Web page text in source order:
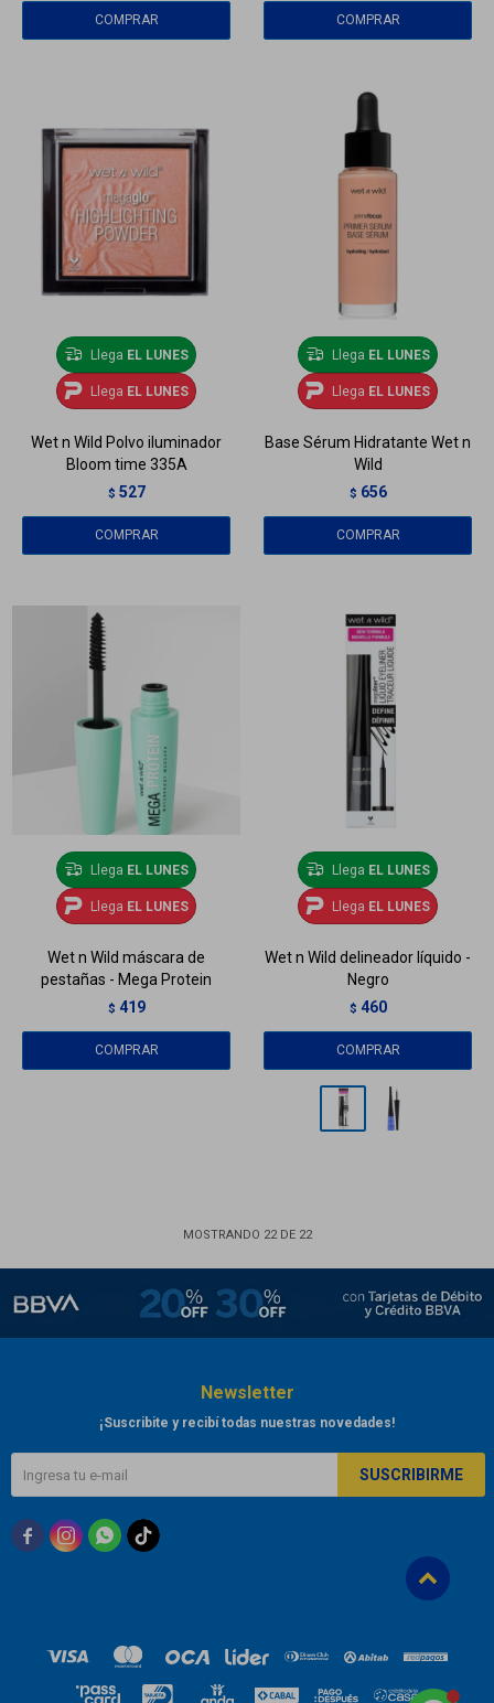
Llega EL LUNES
Llega EL LUNES
Wet n Wild Polvo iluminador
Bloom time 335A
$ 527
Llega EL LUNES
Llega EL LUNES
Base Sérum Hidratante Wet n
Wild
$ 656
Llega EL LUNES
Llega EL LUNES
Wet n Wild máscara de
pestañas - Mega Protein
$ 419
Llega EL LUNES
Llega EL LUNES
Wet n Wild delineador líquido -
Negro
$ 460
MOSTRANDO 22DE 22
Newsletter
¡Suscribite y recibí todas nuestras novedades!
SUSCRIBIRME
  